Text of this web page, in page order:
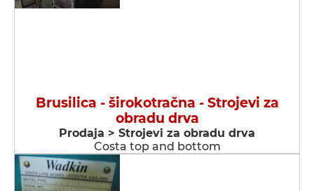
Brusilica - širokotračna - Strojevi za
obradu drva
Prodaja > Strojevi za obradu drva
Costa top and bottom